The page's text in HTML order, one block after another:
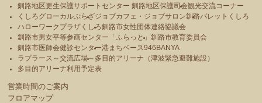
釧路地区更生保護サポートセンター 釧路地区保護司会観光交流コーナー
くしろグローカルぷらざジョブカフェ・ジョブサロン釧路パレットくしろ
ハローワークプラザくしろ釧路市女性団体連絡協議会
釧路市男女平等参画センター「ふらっと」釧路市教育委員会
釧路市医師会健診センター港まちベース946BANYA
ラプラース～交流広場～ 多目的アリーナ（津波緊急避難施設）
多目的アリーナ利用予定表
営業時間のご案内
フロアマップ